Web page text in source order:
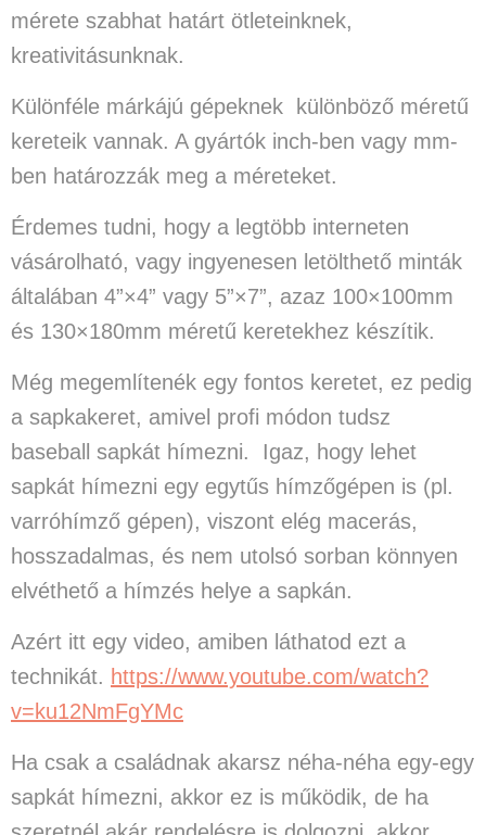
mérete szabhat határt ötleteinknek,
kreativitásunknak.
Különféle márkájú gépeknek különböző méretű
kereteik vannak. A gyártók inch-ben vagy mm-
ben határozzák meg a méreteket.
Érdemes tudni, hogy a legtöbb interneten
vásárolható, vagy ingyenesen letölthető minták
általában 4”×4” vagy 5”×7”, azaz 100×100mm
és 130×180mm méretű keretekhez készítik.
Még megemlítenék egy fontos keretet, ez pedig
a sapkakeret, amivel profi módon tudsz
baseball sapkát hímezni. Igaz, hogy lehet
sapkát hímezni egy egytűs hímzőgépen is (pl.
varróhímző gépen), viszont elég macerás,
hosszadalmas, és nem utolsó sorban könnyen
elvéthető a hímzés helye a sapkán.
Azért itt egy video, amiben láthatod ezt a
technikát. https://www.youtube.com/watch?
v=ku12NmFgYMc
Ha csak a családnak akarsz néha-néha egy-egy
sapkát hímezni, akkor ez is működik, de ha